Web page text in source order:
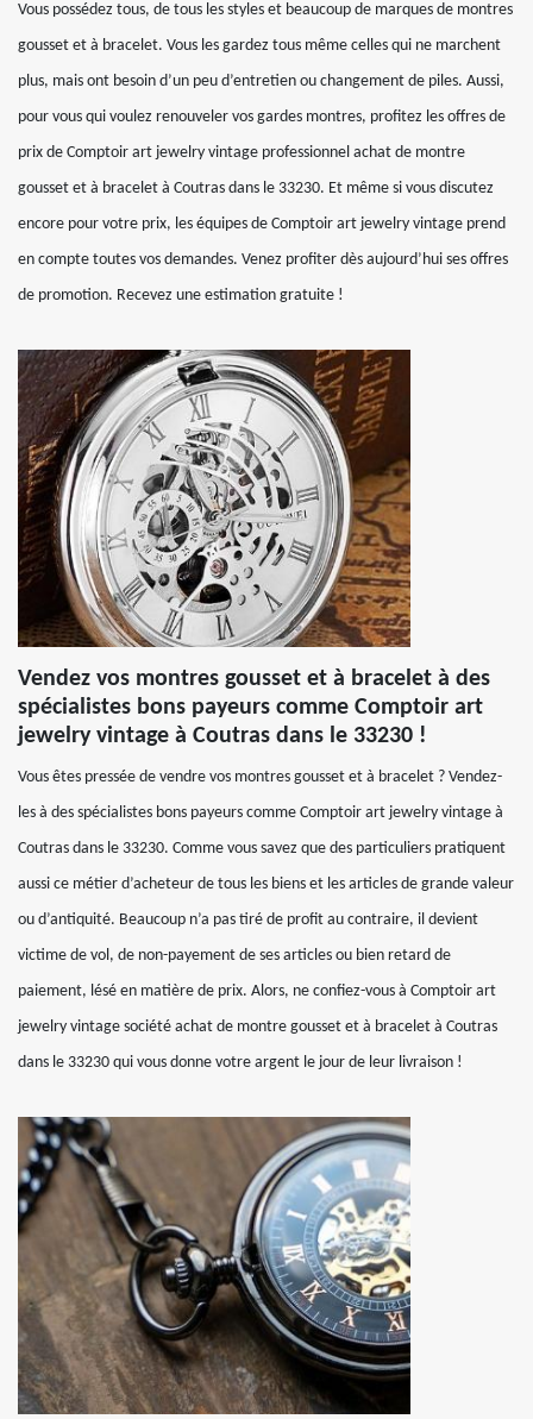
Vous possédez tous, de tous les styles et beaucoup de marques de montres
gousset et à bracelet. Vous les gardez tous même celles qui ne marchent
plus, mais ont besoin d’un peu d’entretien ou changement de piles. Aussi,
pour vous qui voulez renouveler vos gardes montres, profitez les offres de
prix de Comptoir art jewelry vintage professionnel achat de montre
gousset et à bracelet à Coutras dans le 33230. Et même si vous discutez
encore pour votre prix, les équipes de Comptoir art jewelry vintage prend
en compte toutes vos demandes. Venez profiter dès aujourd’hui ses offres
de promotion. Recevez une estimation gratuite !
Vendez vos montres gousset et à bracelet à des
spécialistes bons payeurs comme Comptoir art
jewelry vintage à Coutras dans le 33230 !
Vous êtes pressée de vendre vos montres gousset et à bracelet ? Vendez-
les à des spécialistes bons payeurs comme Comptoir art jewelry vintage à
Coutras dans le 33230. Comme vous savez que des particuliers pratiquent
aussi ce métier d’acheteur de tous les biens et les articles de grande valeur
ou d’antiquité. Beaucoup n’a pas tiré de profit au contraire, il devient
victime de vol, de non-payement de ses articles ou bien retard de
paiement, lésé en matière de prix. Alors, ne confiez-vous à Comptoir art
jewelry vintage société achat de montre gousset et à bracelet à Coutras
dans le 33230 qui vous donne votre argent le jour de leur livraison !